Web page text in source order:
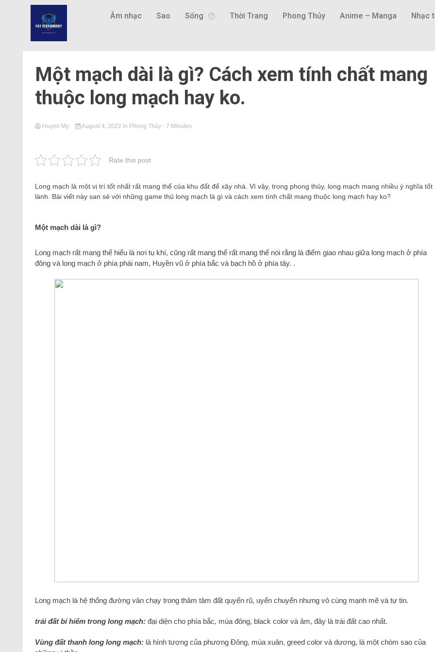
Âm nhạc Sao Sống Thời Trang Phong Thủy Anime – Manga Nhạc
Một mạch dài là gì? Cách xem tính chất mang
thuộc long mạch hay ko.
Huyen My August 4, 2022 in Phong Thủy - 7 Minutes
Rate this post
Long mạch là một vị trí tốt nhất rất mang thể của khu đất để xây nhà. Vì vậy, trong phong thủy, long mạch mang nhiều ý nghĩa tốt
lành. Bài viết này san sẻ với những game thủ long mạch là gì và cách xem tính chất mang thuộc long mạch hay ko?
Một mạch dài là gì?
Long mạch rất mang thể hiểu là nơi tụ khí, cũng rất mang thể rất mang thể nói rằng là điểm giao nhau giữa long mạch ở phía
đông và long mạch ở phía phái nam, Huyền vũ ở phía bắc và bạch hồ ở phía tây. .
Long mạch là hệ thống đường vân chạy trong thâm tâm đất quyến rũ, uyển chuyển nhưng vô cùng mạnh mẽ và tự tin.
trái đất bí hiểm trong long mạch: đại diện cho phía bắc, mùa đông, black color và âm, đây là trái đất cao nhất.
Vùng đất thanh long long mạch: là hình tượng của phương Đông, mùa xuân, greed color và dương, là một chòm sao của